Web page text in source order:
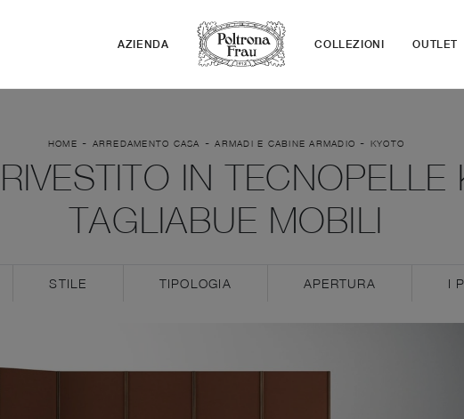
AZIENDA COLLEZIONI OUTLET
HOME - ARREDAMENTO CASA -ARMADI E CABINE ARMADIO - KYOTO
IN TECNOPELLE
TAGLIABUE MOBILI
STILE TIPOLOGIA APERTURA I